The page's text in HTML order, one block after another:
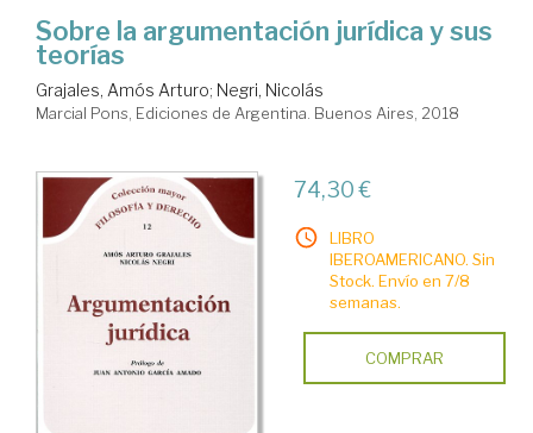
Sobre la argumentación jurídica y sus
teorías
Grajales, Amós Arturo; Negri, Nicolás
Marcial Pons, Ediciones de Argentina. Buenos Aires, 2018
74,30 €
LIBRO
IBEROAMERICANO. Sin
Stock. Envío en 7/8
semanas.
COMPRAR